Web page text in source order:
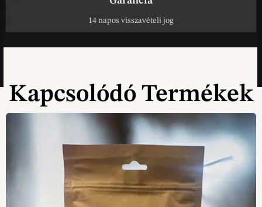
14 napos visszavételi jog
Kapcsolódó Termékek